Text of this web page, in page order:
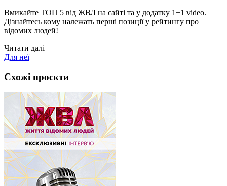
Вмикайте ТОП 5 від ЖВЛ на сайті та у додатку 1+1 video.
Дізнайтесь кому належать перші позиції у рейтингу про
відомих людей!
Читати далі
Для неї
Схожі проєкти